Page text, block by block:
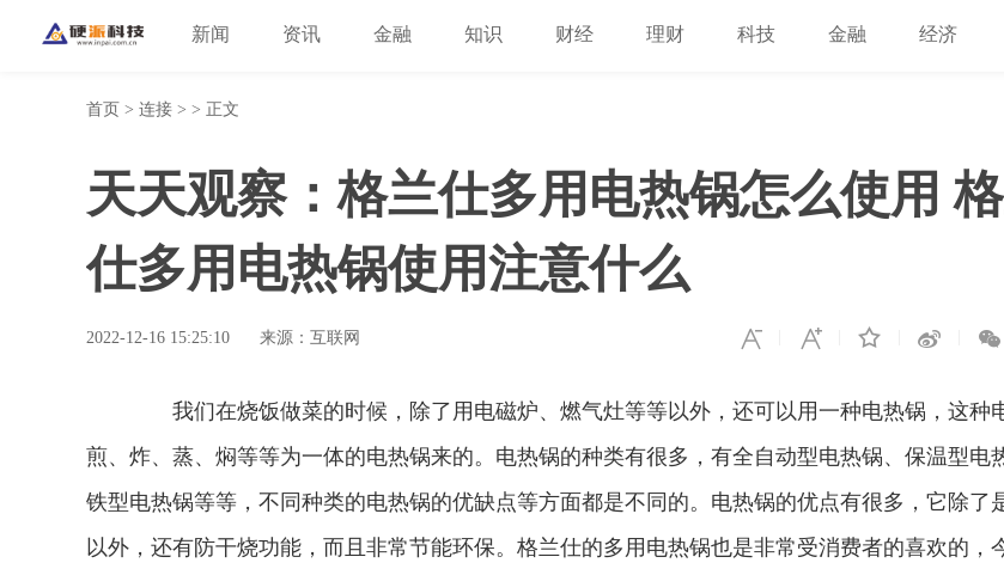
新闻 资讯 金融 知识 财经 理财 科技 金融 经济
首页 > 连接 > > 正文
天天观察：格兰仕多用电热锅怎么使用
仕多用电热锅使用注意什么
2022-12-16 15:25:10 来源：互联网
我们在烧饭做菜的时候，除了用电磁炉、燃气灶等等以外，还可以用一种电热锅，这种
煎、炸、蒸、焖等等为一体的电热锅来的。电热锅的种类有很多，有全自动型电热锅、保温型电
铁型电热锅等等，不同种类的电热锅的优缺点等方面都是不同的。电热锅的优点有很多，它除了
以外，还有防干烧功能，而且非常节能环保。格兰仕的多用电热锅也是非常受消费者的喜欢的，